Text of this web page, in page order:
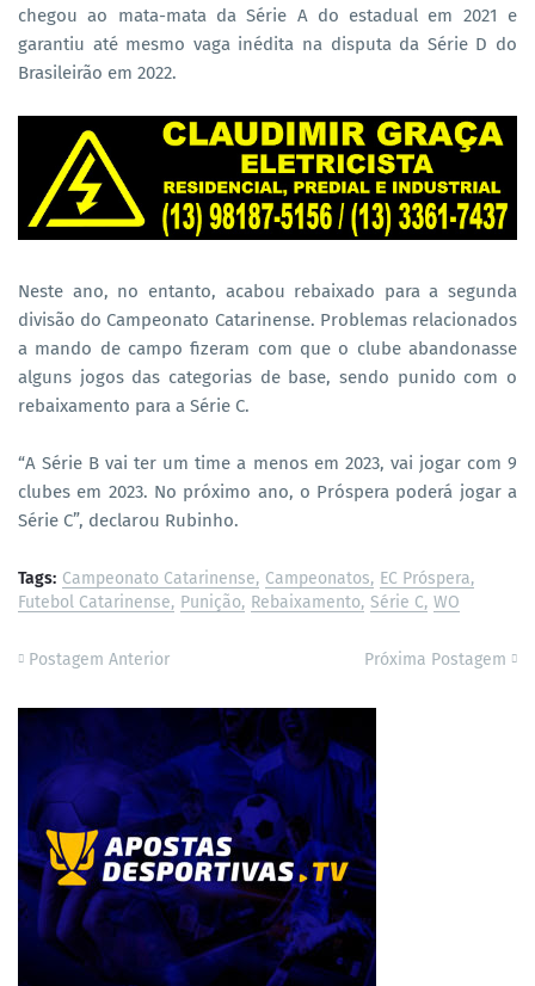
chegou ao mata-mata da Série A do estadual em 2021 e
garantiu até mesmo vaga inédita na disputa da Série D do
Brasileirão em 2022.
Neste ano, no entanto, acabou rebaixado para a segunda
divisão do Campeonato Catarinense. Problemas relacionados
a mando de campo fizeram com que o clube abandonasse
alguns jogos das categorias de base, sendo punido com o
rebaixamento para a Série C.
“A Série B vai ter um time a menos em 2023, vai jogar com 9
clubes em 2023. No próximo ano, o Próspera poderá jogar a
Série C”, declarou Rubinho.
Tags: Campeonato Catarinense Campeonatos EC Próspera
Futebol Catarinense Punição Rebaixamento Série C WO
Postagem Anterior Próxima Postagem